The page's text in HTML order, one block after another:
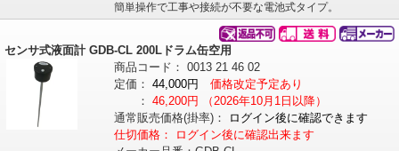
簡単操作で工事や接続が不要な電池式タイプ。
センサ式液面計 GDB-CL 200Lドラム缶空用
商品コード： 0013 21 46 02
定価： 44,000円
価格改定予定あり
： 46,200円
（2026年10月1日以降）
通常販売価格(掛率)：
ログイン後に確認できます
仕切価格：
ログイン後に確認出来ます